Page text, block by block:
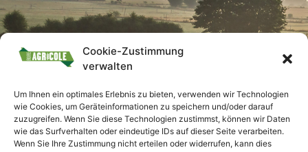
Cookie-Zustimmung
verwalten
Um Ihnen ein optimales Erlebnis zu bieten, verwenden wir Technologien
wie Cookies, um Geräteinformationen zu speichern und/oder darauf
zuzugreifen. Wenn Sie diese Technologien zustimmst, können wir Daten
wie das Surfverhalten oder eindeutige IDs auf dieser Seite verarbeiten.
Wenn Sie Ihre Zustimmung nicht erteilen oder widerrufen, kann dies